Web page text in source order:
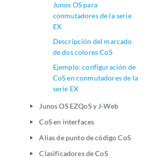
Junos OS para
conmutadores de la serie
EX
Descripción del marcado
de dos colores CoS
Ejemplo: configuración de
CoS en conmutadores de la
serie EX
play_arrow Junos OS EZQoS y J-Web
play_arrow CoS en interfaces
play_arrow Alias de punto de código CoS
play_arrow Clasificadores de CoS